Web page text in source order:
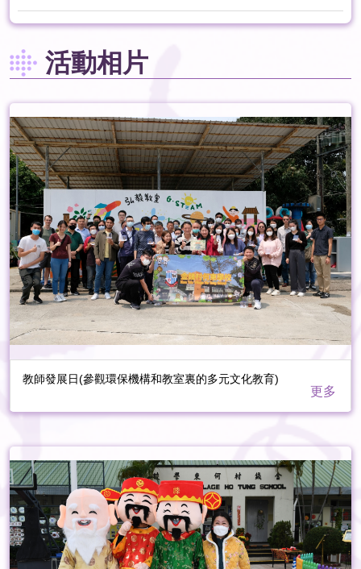
活動相片
教師發展日(參觀環保機構和教室裏的多元文化教育)
更多